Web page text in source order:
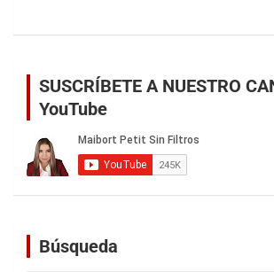
SUSCRÍBETE A NUESTRO
YouTube
Búsqueda